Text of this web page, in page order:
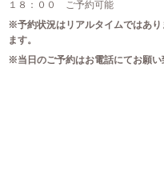
１８：００ ご予約可能
※予約状況はリアルタイムではあ
ます。
※当日のご予約はお電話にてお願い